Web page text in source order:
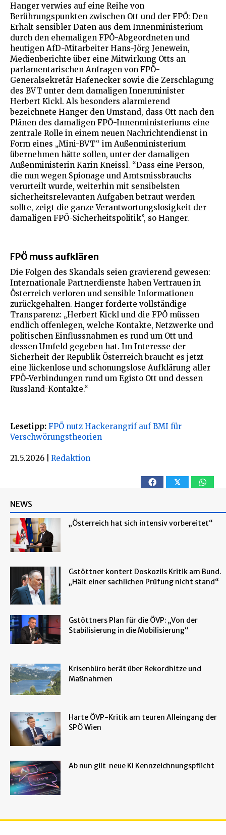
Hanger verwies auf eine Reihe von
Berührungspunkten zwischen Ott und der FPÖ: Den
Erhalt sensibler Daten aus dem Innenministerium
durch den ehemaligen FPÖ-Abgeordneten und
heutigen AfD-Mitarbeiter Hans-Jörg Jenewein,
Medienberichte über eine Mitwirkung Otts an
parlamentarischen Anfragen von FPÖ-
Generalsekretär Hafenecker sowie die Zerschlagung
des BVT unter dem damaligen Innenminister
Herbert Kickl. Als besonders alarmierend
bezeichnete Hanger den Umstand, dass Ott nach den
Plänen des damaligen FPÖ-Innenministeriums eine
zentrale Rolle in einem neuen Nachrichtendienst in
Form eines „Mini-BVT“ im Außenministerium
übernehmen hätte sollen, unter der damaligen
Außenministerin Karin Kneissl. “Dass eine Person,
die nun wegen Spionage und Amtsmissbrauchs
verurteilt wurde, weiterhin mit sensibelsten
sicherheitsrelevanten Aufgaben betraut werden
sollte, zeigt die ganze Verantwortungslosigkeit der
damaligen FPÖ-Sicherheitspolitik”, so Hanger.
FPÖ muss aufklären
Die Folgen des Skandals seien gravierend gewesen:
Internationale Partnerdienste haben Vertrauen in
Österreich verloren und sensible Informationen
zurückgehalten. Hanger forderte vollständige
Transparenz: „Herbert Kickl und die FPÖ müssen
endlich offenlegen, welche Kontakte, Netzwerke und
politischen Einflussnahmen es rund um Ott und
dessen Umfeld gegeben hat. Im Interesse der
Sicherheit der Republik Österreich braucht es jetzt
eine lückenlose und schonungslose Aufklärung aller
FPÖ-Verbindungen rund um Egisto Ott und dessen
Russland-Kontakte.“
Lesetipp: FPÖ nutz Hackerangrif auf BMI für
Verschwörungstheorien
21.5.2026 Redaktion
𝕏
NEWS
„Österreich hat sich intensiv vorbereitet“
Gstöttner kontert Doskozils Kritik am Bund.
„Hält einer sachlichen Prüfung nicht stand“
Gstöttners Plan für die ÖVP: „Von der
Stabilisierung in die Mobilisierung“
Krisenbüro berät über Rekordhitze und
Maßnahmen
Harte ÖVP-Kritik am teuren Alleingang der
SPÖ Wien
Ab nun gilt neue KI Kennzeichnungspflicht